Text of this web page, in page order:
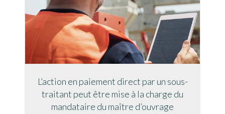
L’action en paiement direct par un sous-
traitant peut être mise à la charge du
mandataire du maître d’ouvrage
Nous avons recours à des cookies techniques pour
assurer le bon fonctionnement du site, nous utilisons
également des cookies soumis à votre consentement
pour collecter des statistiques de visite.
Cliquez ci-dessous sur « ACCEPTER » pour accepter le
dépôt de l'ensemble des cookies ou sur « CONFIGURER
» pour choisir quels cookies nécessitant votre
avant de continuer votre visite du site.
Plus d'informations